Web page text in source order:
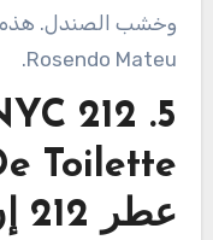
Rosendo Mateu.
Toilette